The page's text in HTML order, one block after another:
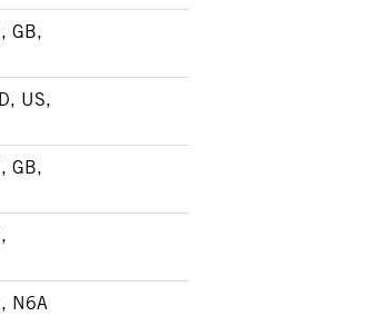
GB,
US,
GB,
N6A